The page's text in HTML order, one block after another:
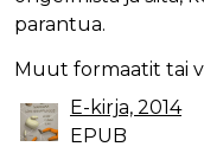
parantua.
Muut formaatit tai
E-kirja, 2014
EPUB